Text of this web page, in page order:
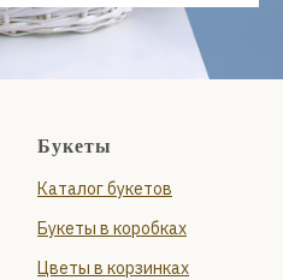
Букеты
Каталог букетов
Букеты в коробках
Цветы в корзинках